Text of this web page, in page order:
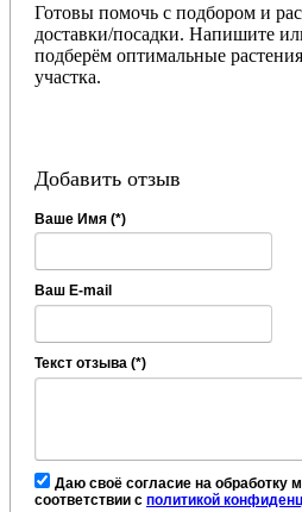
Готовы помочь с подбором и
доставки/посадки. Напишите
подберём оптимальные
участка.
Добавить отзыв
Ваше Имя (*)
Ваш E-mail
Текст отзыва (*)
Даю своё согласие на обработку
соответствии с политикой